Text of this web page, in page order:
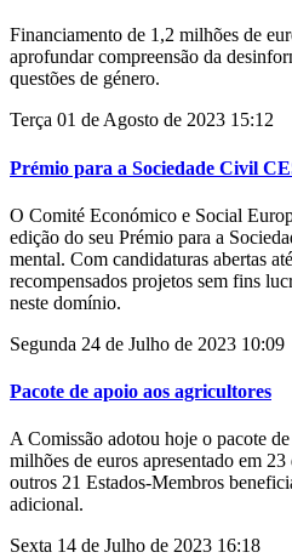
Financiamento de 1,2 milhões de
aprofundar compreensão da
questões de género.
Terça 01 de Agosto de 2023 15:12
Prémio para a Sociedade Civil
O Comité Económico e Social
edição do seu Prémio para a
mental. Com candidaturas abertas até
recompensados projetos sem fins
neste domínio.
Segunda 24 de Julho de 2023 10:09
Pacote de apoio aos agricultores
A Comissão adotou hoje o pacote
milhões de euros apresentado em
outros 21 Estados-Membros
adicional.
Sexta 14 de Julho de 2023 16:18